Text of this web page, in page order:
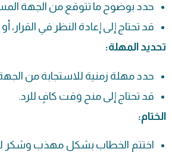
حدد بوضوح ما تتوقع من الجهة
قد تحتاج إلى إعادة النظر في القرار،
تحديد المهلة:
حدد مهلة زمنية للاستجابة من
قد تحتاج إلى منح وقت كافٍ للرد.
الختام:
اختتم الخطاب بشكل مهذب وشكر